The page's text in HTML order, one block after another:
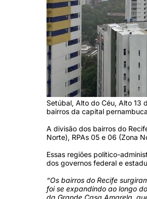
Setúbal, Alto do Céu, Alto 13
bairros da capital
A divisão dos bairros do
Norte), RPAs 05 e 06 (Zona
Essas regiões político-
dos governos federal e
“Os bairros do Recife
foi se expandindo ao longo
da Grande Casa Amarela,